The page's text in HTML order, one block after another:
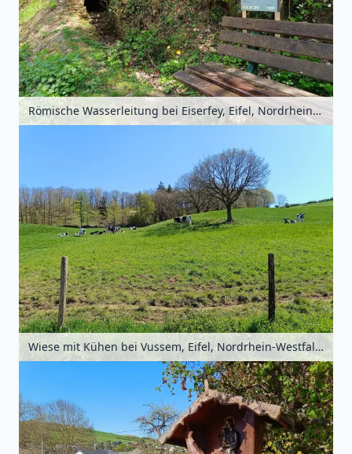
Römische Wasserleitung bei Eiserfey, Eifel, Nordrhein-Westfalen, Deutschland
Wiese mit Kühen bei Vussem, Eifel, Nordrhein-Westfalen, Deutschland